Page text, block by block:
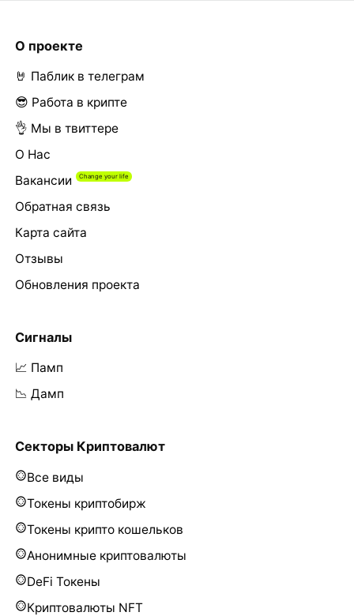
О проекте
🤘 Паблик в телеграм
😎 Работа в крипте
👌 Мы в твиттере
О Нас
Вакансии
Обратная связь
Карта сайта
Отзывы
Обновления проекта
Сигналы
📈 Памп
📉 Дамп
Секторы Криптовалют
Все виды
Токены криптобирж
Токены крипто кошельков
Анонимные криптовалюты
DeFi Токены
Криптовалюты NFT